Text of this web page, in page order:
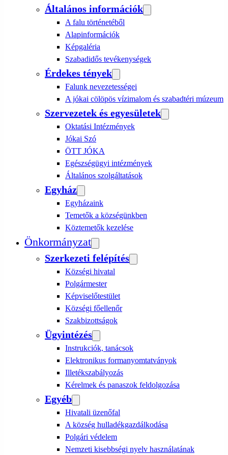
Általános információk
A falu történetéből
Alapinformációk
Képgaléria
Szabadidős tevékenységek
Érdekes tények
Falunk nevezetességei
A jókai cölöpös vízimalom és szabadtéri múzeum
Szervezetek és egyesületek
Oktatási Intézmények
Jókai Szó
ÖTT JÓKA
Egészségügyi intézmények
Általános szolgáltatások
Egyház
Egyházaink
Temetők a községünkben
Köztemetők kezelése
Önkormányzat
Szerkezeti felépítés
Községi hivatal
Polgármester
Képviselőtestület
Községi főellenőr
Szakbizottságok
Ügyintézés
Instrukciók, tanácsok
Elektronikus formanyomtatványok
Illetékszabályozás
Kérelmek és panaszok feldolgozása
Egyéb
Hivatali üzenőfal
A község hulladékgazdálkodása
Polgári védelem
Nemzeti kisebbségi nyelv használatának